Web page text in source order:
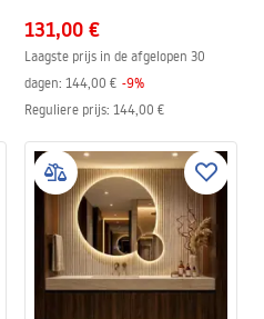
131,00 €
Laagste prijs in de afgelopen 30
dagen: 144,00 € -9%
Reguliere prijs: 144,00 €